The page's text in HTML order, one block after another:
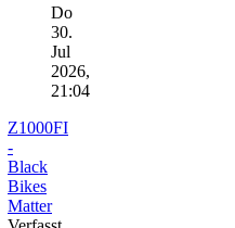
Beitrag
Do
30.
Jul
2026,
21:04
Z1000FI
-
Black
Bikes
Matter